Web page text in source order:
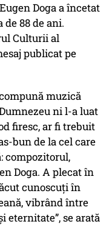
Doga a încetat
88 de ani.
Culturii al
publicat pe
muzică
ni l-a luat
firesc, ar fi trebuit
bun de la cel care
compozitorul,
Doga. A plecat în
cunoscuți în
vibrând între
eternitate”, se arată